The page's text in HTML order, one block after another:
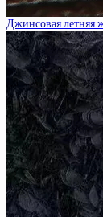
Джинсовая летняя